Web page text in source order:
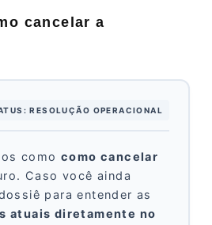
cancelar a
RESOLUÇÃO OPERACIONAL
comocomo cancelar
Caso você ainda
para entender as
atuais diretamente no